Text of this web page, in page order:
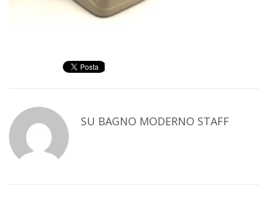
SU BAGNO MODERNO STAFF